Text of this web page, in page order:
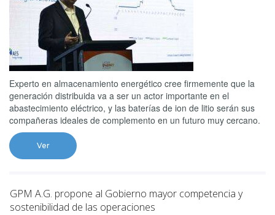
Experto en almacenamiento energético cree firmemente que la
generación distribuida va a ser un actor importante en el
abastecimiento eléctrico, y las baterías de ion de litio serán sus
compañeras ideales de complemento en un futuro muy cercano.
Ver
GPM A.G. propone al Gobierno mayor competencia y
sostenibilidad de las operaciones